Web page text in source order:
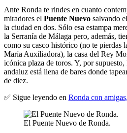
Ante Ronda te rindes en cuanto
miradores el Puente Nuevo salvando
la ciudad en dos. Sólo esa estampa
la Serranía de Málaga pero, además,
como su casco histórico (no te pierdas
María Auxiliadora), la casa del Rey
icónica plaza de toros. Y, por
andaluz está llena de bares donde
de diez.
✅ Sigue leyendo en Ronda con
El Puente Nuevo de Ronda.